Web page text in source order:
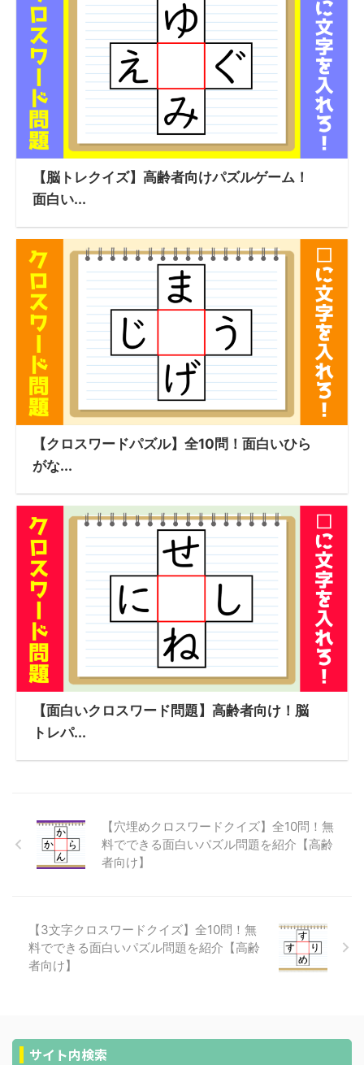
【脳トレクイズ】高齢者向けパズルゲーム！
面白い...
【クロスワードパズル】全10問！面白いひら
がな...
【面白いクロスワード問題】高齢者向け！脳
トレパ...
【穴埋めクロスワードクイズ】全10問！無
料でできる面白いパズル問題を紹介【高齢
者向け】
【3文字クロスワードクイズ】全10問！無
料でできる面白いパズル問題を紹介【高齢
者向け】
サイト内検索